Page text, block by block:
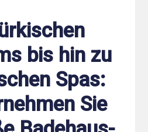
bis hin zu
Spas:
Sie